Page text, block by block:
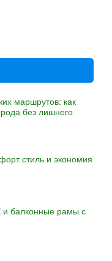
маршрутов: как
без лишнего
стиль и экономия
и балконные рамы с